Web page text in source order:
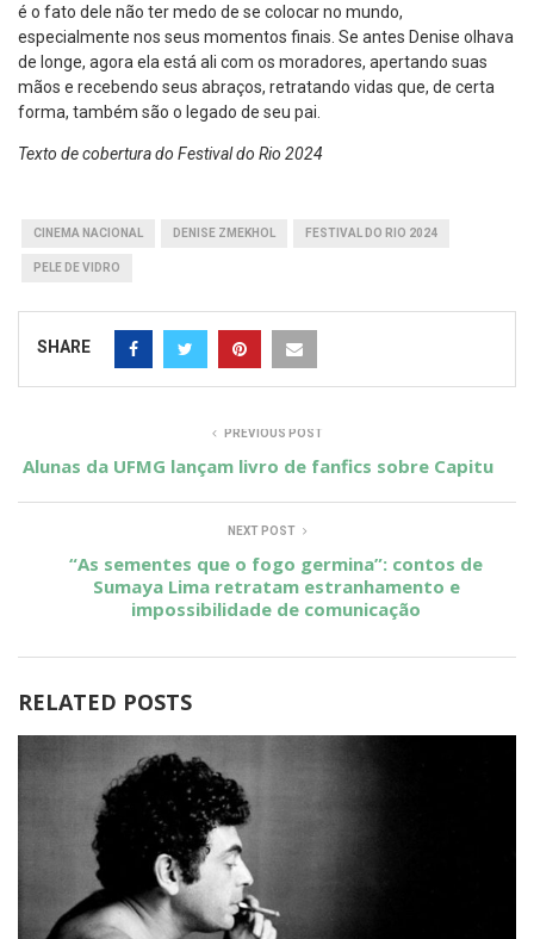
é o fato dele não ter medo de se colocar no mundo,
especialmente nos seus momentos finais. Se antes Denise olhava
de longe, agora ela está ali com os moradores, apertando suas
mãos e recebendo seus abraços, retratando vidas que, de certa
forma, também são o legado de seu pai.
Texto de cobertura do Festival do Rio 2024
CINEMA NACIONAL DENISE ZMEKHOL FESTIVAL DO RIO 2024
PELE DE VIDRO
SHARE
PREVIOUS POST
Alunas da UFMG lançam livro de fanfics sobre Capitu
NEXT POST
“As sementes que o fogo germina”: contos de
Sumaya Lima retratam estranhamento e
impossibilidade de comunicação
RELATED POSTS